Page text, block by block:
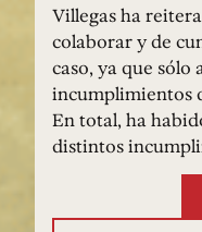
Villegas ha
colaborar y de
caso, ya que sólo
incumplimientos
En total, ha
distintos